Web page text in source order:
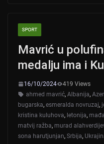
A
p
p
o
k
SPORT
Mavrić u
medalju ima i
16/10/2024
419 Views
ahmed mavrić, Albanija,
bugarska, esmeralda novruzaj,
kristina kuluhova, letonija,
matvij ražba, murad
sona harutjunjan, Srbija,